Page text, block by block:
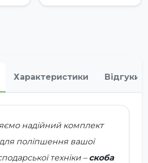
Характеристики Відгуки
надійний комплект
поліпшення вашої
техніки – скоба